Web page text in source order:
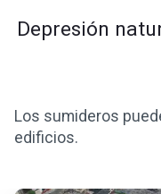
Depresión
Los sumideros
edificios.